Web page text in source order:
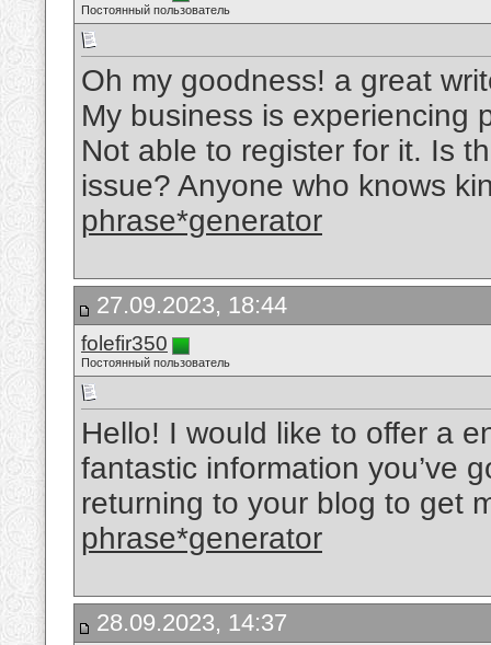
Постоянный пользователь
Oh my goodness! a great
My business is experiencing
Not able to register for it. Is
issue? Anyone who knows
phrase*generator
27.09.2023, 18:44
folefir350
Постоянный пользователь
Hello! I would like to offer a
fantastic information you’ve
returning to your blog to get
phrase*generator
28.09.2023, 14:37